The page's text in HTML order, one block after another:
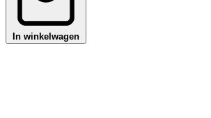
In winkelwagen